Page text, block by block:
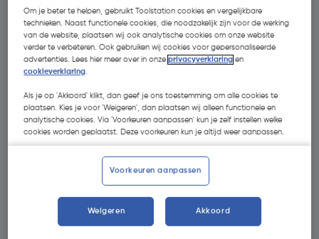
- 58 %
€ 1,42| Excl. btw € 1,17
Om je beter te helpen, gebruikt Toolstation cookies en vergelijkbare
technieken. Naast functionele cookies, die noodzakelijk zijn voor de werking
van de website, plaatsen wij ook analytische cookies om onze website
verder te verbeteren. Ook gebruiken wij cookies voor gepersonaliseerde
advertenties. Lees hier meer over in onzeprivacyverklaring en
cookieverklaring.
Als je op 'Akkoord' klikt, dan geef je ons toestemming om alle cookies te
plaatsen. Kies je voor 'Weigeren', dan plaatsen wij alleen functionele en
analytische cookies. Via 'Voorkeuren aanpassen' kun je zelf instellen welke
cookies worden geplaatst. Deze voorkeuren kun je altijd weer aanpassen.
Voorkeuren aanpassen
Weigeren Akkoord